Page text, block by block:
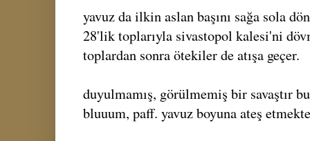
yavuz da ilkin aslan başını sağa sola
28'lik toplarıyla sivastopol kalesi'ni
toplardan sonra ötekiler de atışa geçer.
duyulmamış, görülmemiş bir savaştır
bluuum, paff. yavuz boyuna ateş